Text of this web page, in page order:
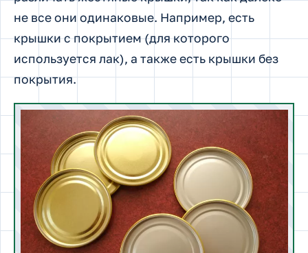
не все они одинаковые. Например, есть
крышки с покрытием (для которого
используется лак), а также есть крышки без
покрытия.